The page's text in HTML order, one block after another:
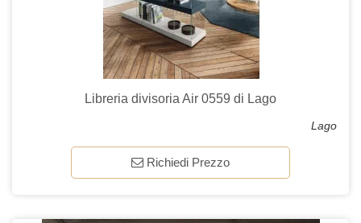
Libreria divisoria Air 0559 di Lago
Lago
Richiedi Prezzo